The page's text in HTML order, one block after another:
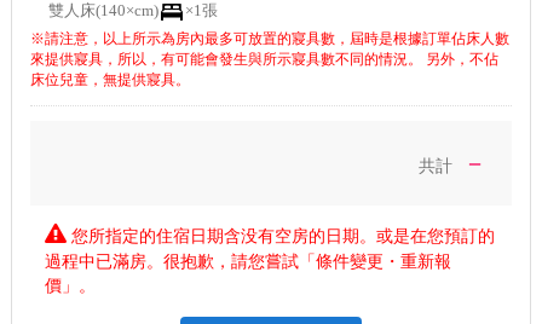
雙人床(140×cm)
×1張
※請注意，以上所示為房內最多可放置的寢具數，屆時是根據訂單佔床人數
來提供寢具，所以，有可能會發生與所示寢具數不同的情況。 另外，不佔
床位兒童，無提供寢具。
共計 －
您所指定的住宿日期含没有空房的日期。或是在您預訂的
過程中已滿房。很抱歉，請您嘗試「條件變更・重新報
價」。